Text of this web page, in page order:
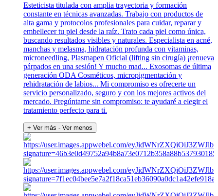
Esteticista titulada con amplia trayectoria y formación
constante en técnicas avanzadas. Trabajo con productos de
alta gama y protocolos profesionales para cuidar, reparar y
embellecer tu piel desde la raíz. Trato cada piel como única,
buscando resultados visibles y naturales. Especialista en acné,
manchas y melasma, hidratación profunda con vitaminas,
microneedling, Plasmapen Oficial (lifting sin cirugía) ¡renueva
párpados en una sesión! Y mucho mad... Exosomas de última
generación ODA Cosméticos, micropigmentación y
rehidratación de labios... Mi compromiso es ofrecerte un
servicio personalizado, seguro y con los mejores activos del
mercado. Pregúntame sin compromiso: te ayudaré a elegir el
tratamiento perfecto para ti.
+ Ver más - Ver menos